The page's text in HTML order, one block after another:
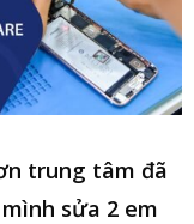
trung tâm đã
sửa 2 em